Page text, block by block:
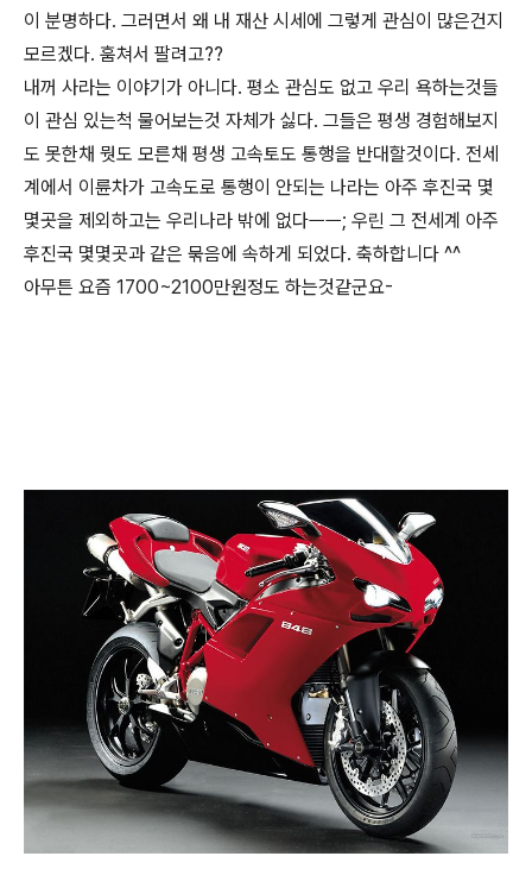
이 분명하다. 그러면서 왜 내 재산 시세에 그렇게 관심이 많은건지
모르겠다. 훔쳐서 팔려고??
내꺼 사라는 이야기가 아니다. 평소 관심도 없고 우리 욕하는것들
이 관심 있는척 물어보는것 자체가 싫다. 그들은 평생 경험해보지
도 못한채 뭣도 모른채 평생 고속토도 통행을 반대할것이다. 전세
계에서 이륜차가 고속도로 통행이 안되는 나라는 아주 후진국 몇
몇곳을 제외하고는 우리나라 밖에 없다ㅡㅡ; 우린 그 전세계 아주
후진국 몇몇곳과 같은 묶음에 속하게 되었다. 축하합니다 ^^
아무튼 요즘 1700~2100만원정도 하는것같군요-